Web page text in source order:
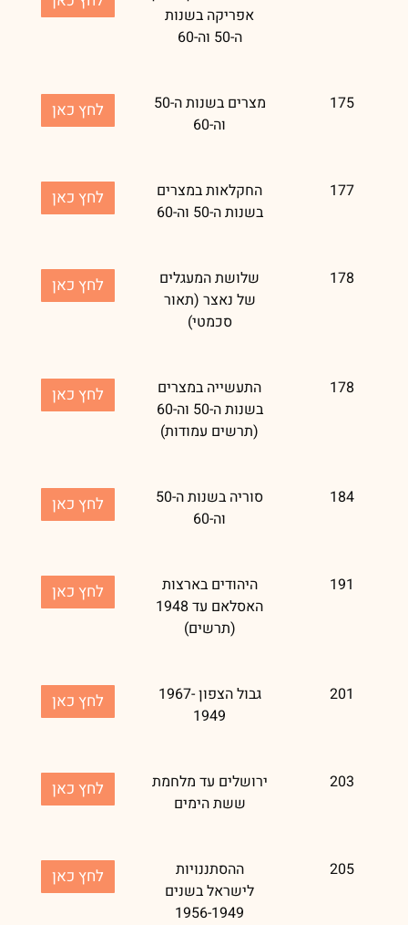
אפריקה בשנות
ה-50 וה-60
175
מצרים בשנות ה-50
וה-60
לחץ כאן
177
החקלאות במצרים
בשנות ה-50 וה-60
לחץ כאן
178
שלושת המעגלים
של נאצר (תאור
סכמטי)
לחץ כאן
178
התעשייה במצרים
בשנות ה-50 וה-60
(תרשים עמודות)
לחץ כאן
184
סוריה בשנות ה-50
וה-60
לחץ כאן
191
היהודים בארצות
האסלאם עד 1948
(תרשים)
לחץ כאן
201
גבול הצפון 1967-
1949
לחץ כאן
203
ירושלים עד מלחמת
ששת הימים
לחץ כאן
205
ההסתננויות
לישראל בשנים
1956-1949
לחץ כאן